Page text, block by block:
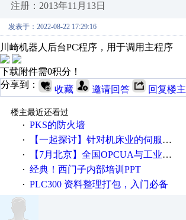
注册：2013年11月13日
发表于：2022-08-22 17:29:16
川崎机器人后台PC程序，用于调用主程序
下载附件需0积分！
分享到：
收藏 邀请回答 回复楼主
楼主最近还看过
· PKS的防火墙
· 【一起探讨】针对机床业的伺服系统发展，您的期望是什么？
· 【7月北京】全国OPCUA与工业互联技术培训班通知！
· 经典！西门子内部培训PPT
· PLC300 资料整理打包，入门必备